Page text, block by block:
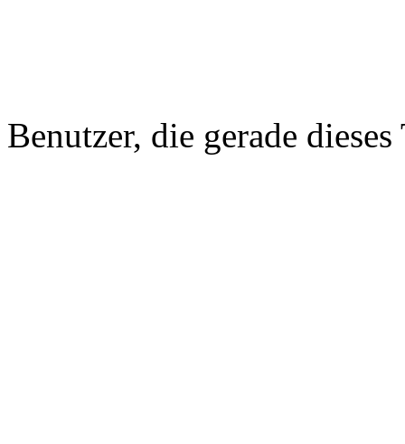
Benutzer, die gerade